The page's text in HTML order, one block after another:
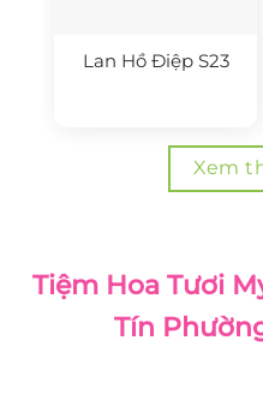
Lan Hồ Điệp S23
Xem
Tiệm Hoa Tươi
Tín